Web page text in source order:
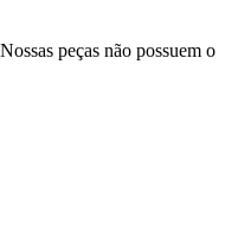
peças não possuem o